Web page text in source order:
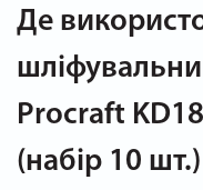
Де
Procraft
(набір 10